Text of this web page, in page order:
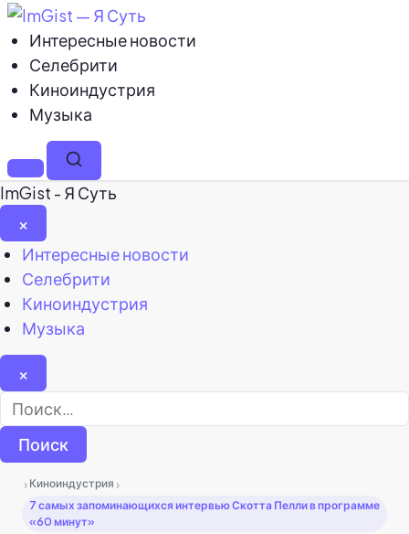
Интересные новости
Селебрити
Киноиндустрия
Музыка
МенюПоиск
ImGist - Я Суть
×
Закрыть
меню
Интересные новости
Селебрити
Киноиндустрия
Музыка
×
Найти:
› Киноиндустрия ›
7 самых запоминающихся интервью Скотта Пелли в программе
«60 минут»